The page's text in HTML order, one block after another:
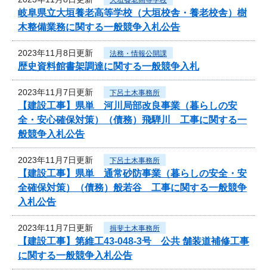
岐阜県立大垣養老高等学校（大垣校舎・養老校舎）樹
木整備業務に関する一般競争入札公告
2023年11月8日更新 法務・情報公開課
歴史資料館書架調達に関する一般競争入札
2023年11月7日更新 下呂土木事務所
【建設工事】県単 河川局部改良事業（暮らしの安
全・安心確保対策）（債務）飛騨川 工事に関する一
般競争入札公告
2023年11月7日更新 下呂土木事務所
【建設工事】県単 通常砂防事業（暮らしの安全・安
全確保対策）（債務）般若谷 工事に関する一般競争
入札公告
2023年11月7日更新 揖斐土木事務所
【建設工事】第維工43-048-3号 公共 舗装道補修工事
に関する一般競争入札公告